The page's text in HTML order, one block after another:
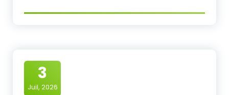
3
Juil, 2026